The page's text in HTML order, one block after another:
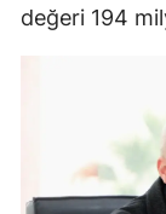
değeri 194